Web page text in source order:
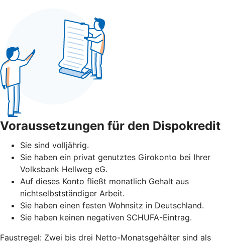
Voraussetzungen für den Dispokredit
Sie sind volljährig.
Sie haben ein privat genutztes Girokonto bei Ihrer
Volksbank Hellweg eG.
Auf dieses Konto fließt monatlich Gehalt aus
nichtselbstständiger Arbeit.
Sie haben einen festen Wohnsitz in Deutschland.
Sie haben keinen negativen SCHUFA-Eintrag.
Faustregel: Zwei bis drei Netto-Monatsgehälter sind als